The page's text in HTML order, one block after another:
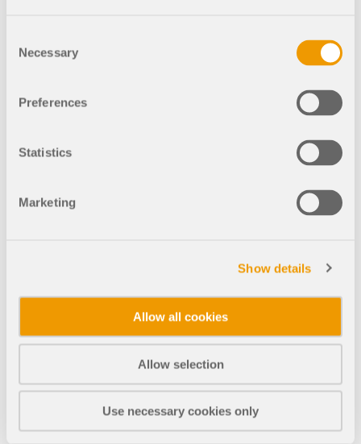
Selection
Necessary
Preferences
Statistics
Marketing
Show details
Allow all cookies
Allow selection
Use necessary cookies only
Narzędzie Geo-Zone
Usługa online Dlubal zapewnia mapy stref do
sejsmiką.